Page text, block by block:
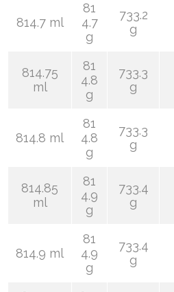
814.7 ml
81
4.7
g
733.2
g
814.75
ml
81
4.8
g
733.3
g
814.8 ml
81
4.8
g
733.3
g
814.85
ml
81
4.9
g
733.4
g
814.9 ml
81
4.9
g
733.4
g